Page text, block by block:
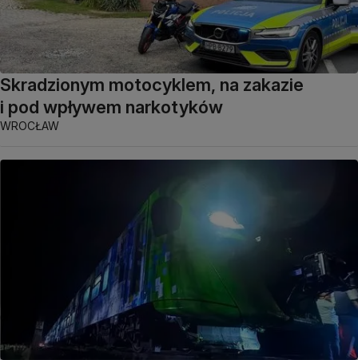
Skradzionym motocyklem, na zakazie
i pod wpływem narkotyków
WROCŁAW